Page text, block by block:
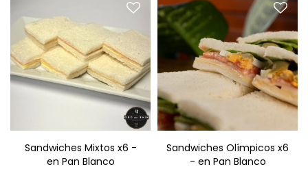
Sandwiches Mixtos x6
Relleno: jamón y queso
Pan: blanco
Sandwiches Mixtos x6 -
en Pan Blanco
Sandwiches Olímpicos x6
Relleno: jamón, queso,
lechuga, tomate, huevo,
aceitunas, mayonesa.
Pan: Blanco
Sandwiches Olímpicos x6
- en Pan Blanco